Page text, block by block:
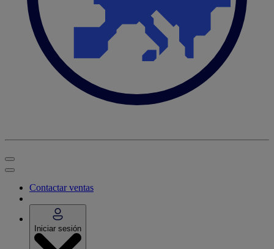
Contactar ventas
Iniciar sesión